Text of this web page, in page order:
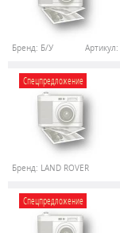
Бренд: Б/У Артикул:
Спецпредложение
Бренд: LAND ROVER
Спецпредложение